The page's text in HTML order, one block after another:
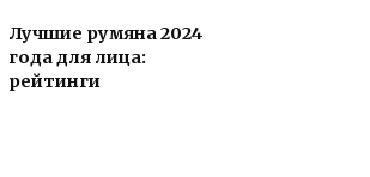
Лучшие румяна 2024
года для лица:
рейтинги